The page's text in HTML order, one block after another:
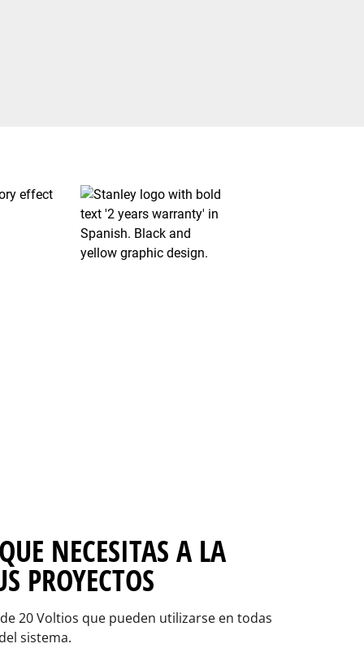
NECESITAS A LA
PROYECTOS
20 Voltios que pueden utilizarse en todas
sistema.